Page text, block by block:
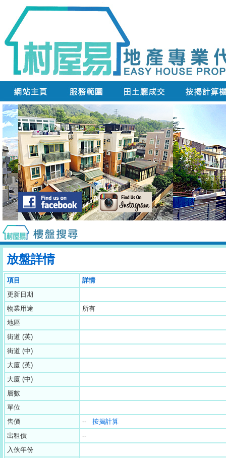
放盤詳情
項目
詳情
更新日期
物業用途
所有
地區
街道 (英)
街道 (中)
大廈 (英)
大廈 (中)
層數
單位
售價
-- 按揭計算
出租價
--
入伙年份